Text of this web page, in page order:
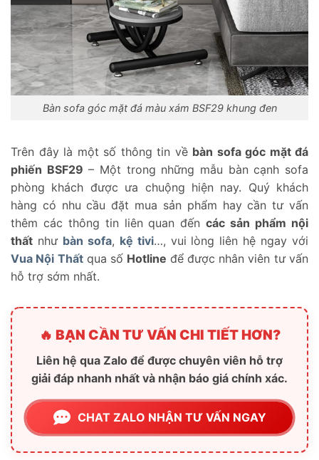
Bàn sofa góc mặt đá màu xám BSF29 khung đen
Trên đây là một số thông tin về bàn sofa góc mặt đá
phiến BSF29 – Một trong những mẫu bàn cạnh sofa
phòng khách được ưa chuộng hiện nay. Quý khách
hàng có nhu cầu đặt mua sản phẩm hay cần tư vấn
thêm các thông tin liên quan đếncác sản phẩm nội
thất như bàn sofa, kệ tivi…, vui lòng liên hệ ngay với
Vua Nội Thấtqua số Hotline để được nhân viên tư vấn
hỗ trợ sớm nhất.
🔥 BẠN CẦN TƯ VẤN CHI TIẾT HƠN?
Liên hệ qua Zalo để được chuyên viên hỗ trợ
giải đáp nhanh nhất và nhận báo giá chính xác.
CHAT ZALO NHẬN TƯ VẤN NGAY